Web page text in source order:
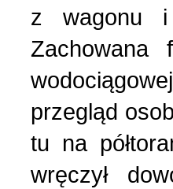
z wagonu i
Zachowana
przegląd
tu na
wręczył